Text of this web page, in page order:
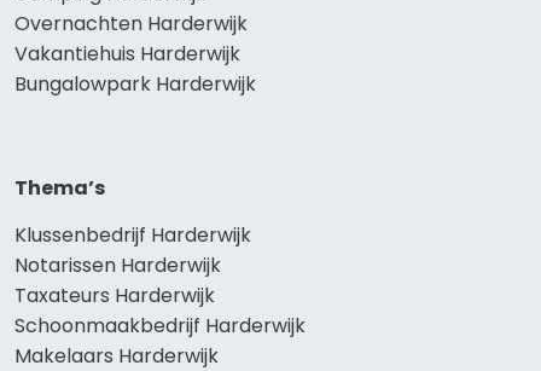
Overnachten Harderwijk
Vakantiehuis Harderwijk
Bungalowpark Harderwijk
Thema’s
Klussenbedrijf Harderwijk
Notarissen Harderwijk
Taxateurs Harderwijk
Schoonmaakbedrijf Harderwijk
Makelaars Harderwijk